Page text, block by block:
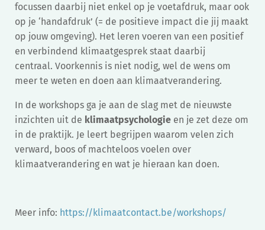
focussen daarbij niet enkel op je voetafdruk, maar ook
op je ‘handafdruk’ (= de positieve impact die jij maakt
op jouw omgeving). Het leren voeren van een positief
en verbindend klimaatgesprek staat daarbij
centraal. Voorkennis is niet nodig, wel de wens om
meer te weten en doen aan klimaatverandering.
In de workshops ga je aan de slag met de nieuwste
inzichten uit de klimaatpsychologie en je zet deze om
in de praktijk. Je leert begrijpen waarom velen zich
verward, boos of machteloos voelen over
klimaatverandering en wat je hieraan kan doen.
Meer info: https://klimaatcontact.be/workshops/